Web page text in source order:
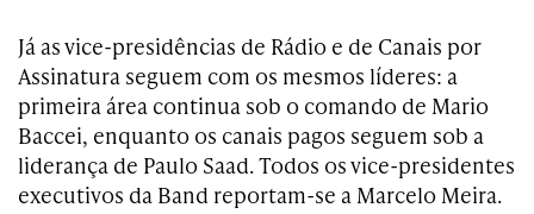
Já as vice-presidências de Rádio e de Canais por
Assinatura seguem com os mesmos líderes: a
primeira área continua sob o comando de Mario
Baccei, enquanto os canais pagos seguem sob a
liderança de Paulo Saad. Todos os vice-presidentes
executivos da Band reportam-se a Marcelo Meira.